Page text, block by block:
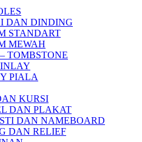
DAN DINDING
STANDART
MEWAH
TOMBSTONE
PIALA
KURSI
DAN PLAKAT
DAN NAMEBOARD
DAN RELIEF